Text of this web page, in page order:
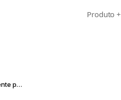
Produto +
Due Diligence de Real Estate Comercial: Um Guia Abrangente para 2026